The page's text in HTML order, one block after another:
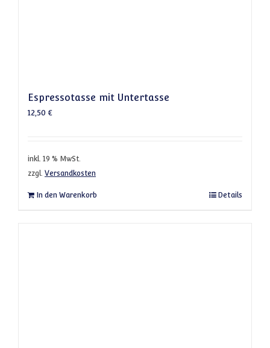
Espressotasse mit Untertasse
12,50 €
inkl. 19 % MwSt.
zzgl. Versandkosten
In den Warenkorb Details